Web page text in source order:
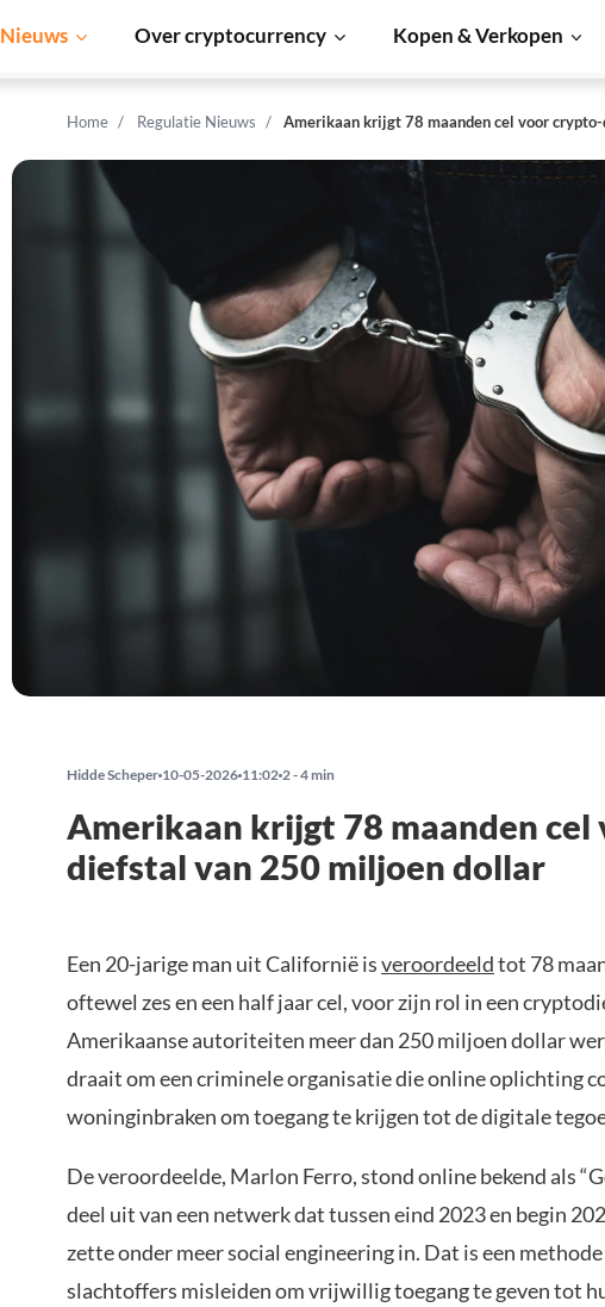
Nieuws Over cryptocurrency Kopen & Verkopen
Home Regulatie Nieuws Amerikaan krijgt 78 maanden cel voor
Hidde Scheper 10-05-2026 11:02 2 - 4 min
Amerikaan krijgt 78 maanden
diefstal van 250 miljoen dollar
Een 20-jarige man uit Californië isveroordeeldtot 78
oftewel zes en een half jaar cel, voor zijn rol in een
Amerikaanse autoriteiten meer dan 250 miljoen dollar
draait om een criminele organisatie die online oplichting
woninginbraken om toegang te krijgen tot de digitale
De veroordeelde, Marlon Ferro, stond online bekend als
deel uit van een netwerk dat tussen eind 2023 en begin
zette onder meer social engineering in. Dat is een
slachtoffers misleiden om vrijwillig toegang te geven tot